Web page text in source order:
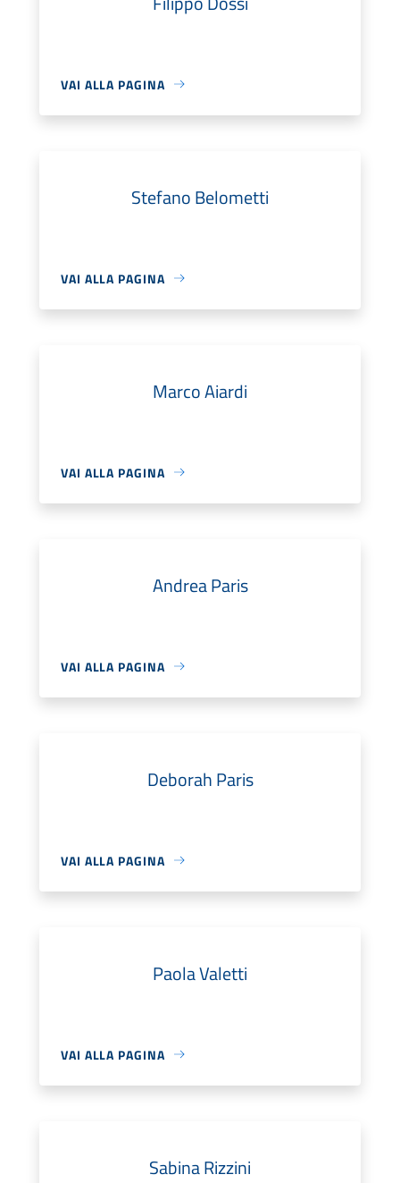
VAI ALLA PAGINA
Stefano Belometti
VAI ALLA PAGINA
Marco Aiardi
VAI ALLA PAGINA
Andrea Paris
VAI ALLA PAGINA
Deborah Paris
VAI ALLA PAGINA
Paola Valetti
VAI ALLA PAGINA
Sabina Rizzini